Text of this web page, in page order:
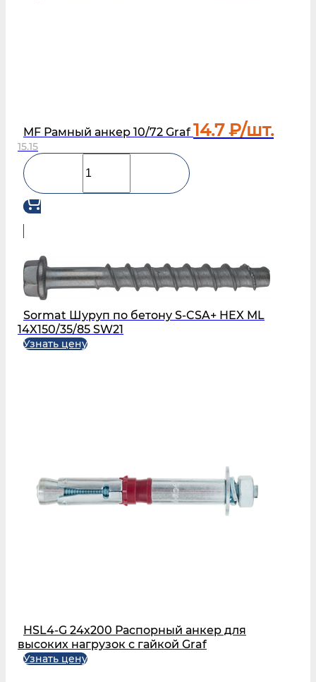
MF Рамный анкер 10/72 Graf 14.7₽/шт.
15.15
Sormat Шуруп по бетону S‑CSA+ HEX ML
14X150/35/85 SW21
Узнать цену
HSL4-G 24х200 Распорный анкер для
высоких нагрузок с гайкой Graf
Узнать цену